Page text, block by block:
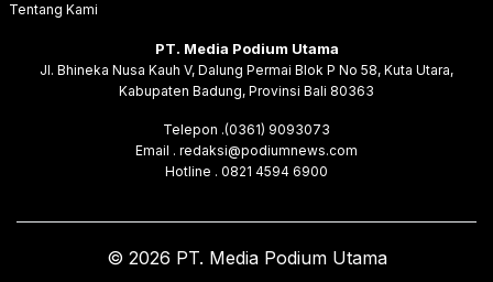
Tentang Kami
PT. Media Podium Utama
Jl. Bhineka Nusa Kauh V, Dalung Permai Blok P No 58, Kuta Utara,
Kabupaten Badung, Provinsi Bali 80363
Telepon .(0361) 9093073
Email . redaksi@podiumnews.com
Hotline . 0821 4594 6900
© 2026 PT. Media Podium Utama